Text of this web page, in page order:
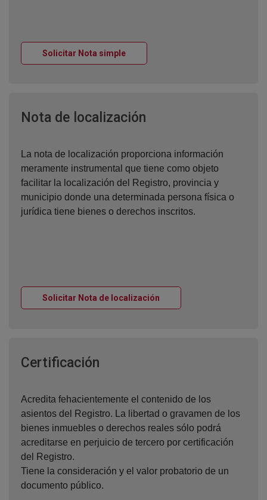
Solicitar Nota simpleVentana nueva
Nota de localización
La nota de localización proporciona información
meramente instrumental que tiene como objeto
facilitar la localización del Registro, provincia y
municipio donde una determinada persona física o
jurídica tiene bienes o derechos inscritos.
Solicitar Nota de localización
Certificación
Acredita fehacientemente el contenido de los
asientos del Registro. La libertad o gravamen de los
bienes inmuebles o derechos reales sólo podrá
acreditarse en perjuicio de tercero por certificación
del Registro.
Tiene la consideración y el valor probatorio de un
documento público.